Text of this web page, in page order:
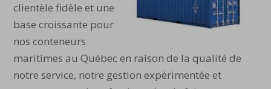
clientèle fidèle et une
base croissante pour
nos conteneurs
maritimes au Québec en raison de la qualité de
notre service, notre gestion expérimentée et